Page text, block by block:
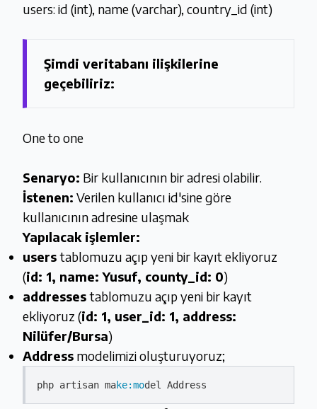
users: id (int), name (varchar), country_id (int)
Şimdi veritabanı ilişkilerine
geçebiliriz:
One to one
Senaryo: Bir kullanıcının bir adresi olabilir.
İstenen: Verilen kullanıcı id'sine göre
kullanıcının adresine ulaşmak
Yapılacak işlemler:
userstablomuzu açıp yeni bir kayıt ekliyoruz
(id: 1, name: Yusuf, county_id: 0)
addressestablomuzu açıp yeni bir kayıt
ekliyoruz (id: 1, user_id: 1, address:
Nilüfer/Bursa)
Address modelimizi oluşturuyoruz;
php artisan make:model Address